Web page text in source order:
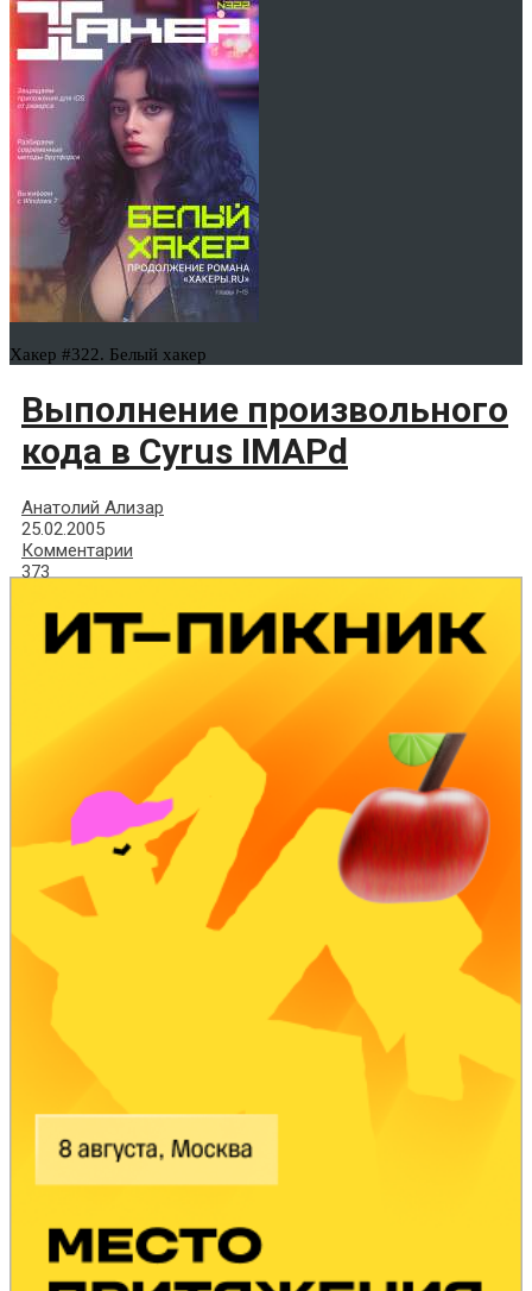
Хакер #322. Белый хакер
Выполнение произвольного
кода в Cyrus IMAPd
Анатолий Ализар
25.02.2005
Комментарии
373